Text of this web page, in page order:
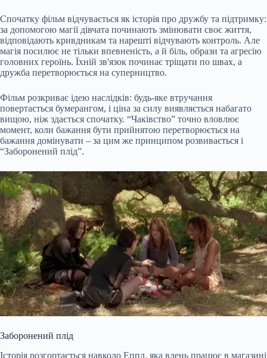
Спочатку фільм відчувається як історія про дружбу та підтримку:
за допомогою магії дівчата починають змінювати своє життя,
відповідають кривдникам та нарешті відчувають контроль. Але
магія посилює не тільки впевненість, а й біль, образи та агресію
головних героїнь. Їхній зв'язок починає тріщати по швах, а
дружба перетворюється на суперництво.
Фільм розкриває ідею наслідків: будь-яке втручання
повертається бумерангом, і ціна за силу виявляється набагато
вищою, ніж здається спочатку. “Чаківство” точно вловлює
момент, коли бажання бути прийнятою перетворюється на
бажання домінувати – за цим же принципом розвивається і
“Заборонений плід”.
Заборонений плід
Історія розгортається навколо Еппл, яка вдень працює в магазині